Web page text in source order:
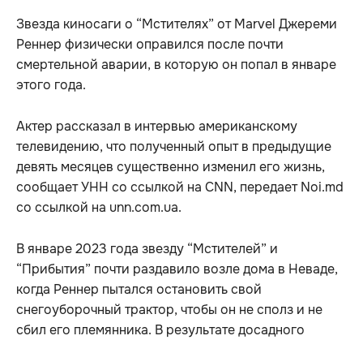
Звезда киносаги о “Мстителях” от Marvel Джереми
Реннер физически оправился после почти
смертельной аварии, в которую он попал в январе
этого года.
Актер рассказал в интервью американскому
телевидению, что полученный опыт в предыдущие
девять месяцев существенно изменил его жизнь,
сообщает УНН со ссылкой на CNN, передает Noi.md
со ссылкой на unn.com.ua.
В январе 2023 года звезду “Мстителей” и
“Прибытия” почти раздавило возле дома в Неваде,
когда Реннер пытался остановить свой
снегоуборочный трактор, чтобы он не сполз и не
сбил его племянника. В результате досадного